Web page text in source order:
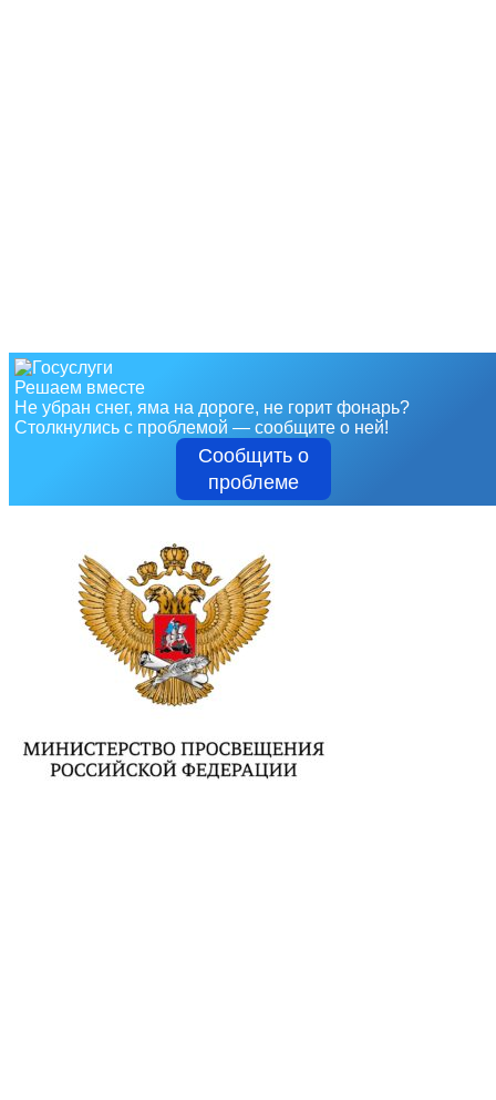
Решаем вместе
Не убран снег, яма на дороге, не горит фонарь?
Столкнулись с проблемой — сообщите о ней!
Сообщить о
проблеме